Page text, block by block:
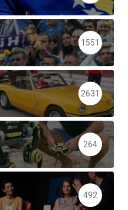
1551
2631
264
492